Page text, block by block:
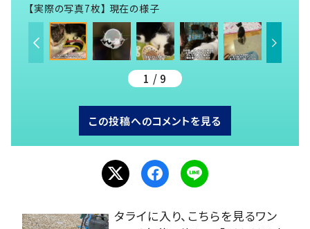
【実際の写真7枚】 現在の様子
1 / 9
この投稿へのコメントを見る
タライに入り、こちらを見るワン